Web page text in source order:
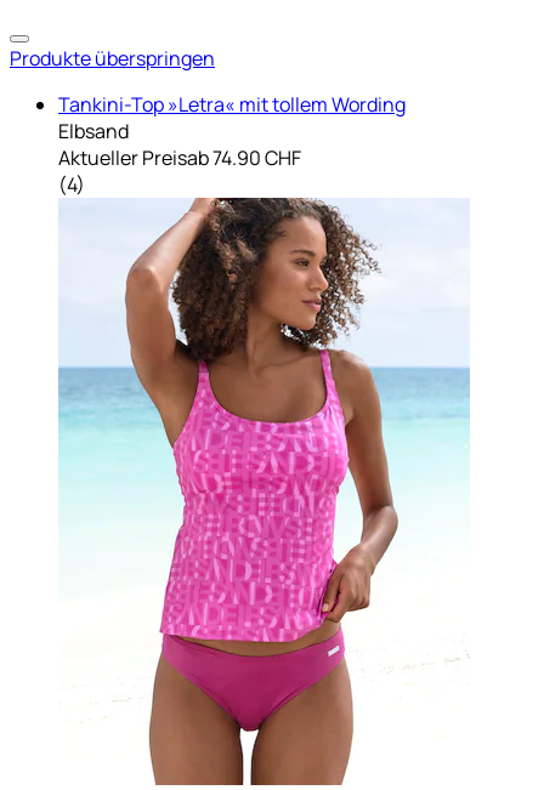
Produkte überspringen
Tankini-Top »Letra« mit tollem Wording
Elbsand
Aktueller Preisab74.90 CHF
(4)